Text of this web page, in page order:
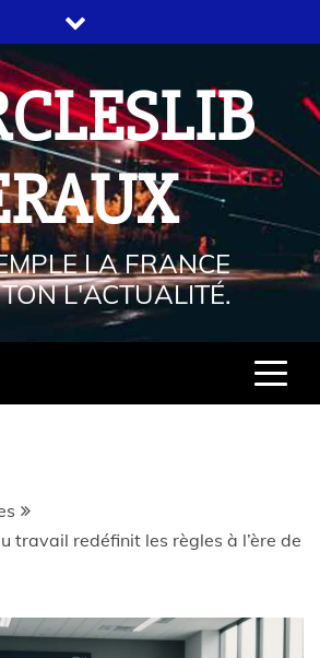
LA FRANCE
L'ACTUALITÉ.
travail redéfinit les règles à l’ère de